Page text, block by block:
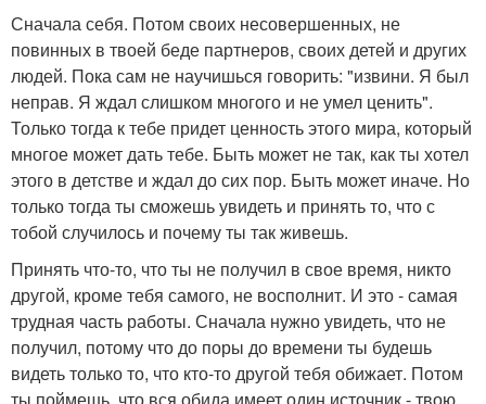
Сначала себя. Потом своих несовершенных, не
повинных в твоей беде партнеров, своих детей и других
людей. Пока сам не научишься говорить: "извини. Я был
неправ. Я ждал слишком многого и не умел ценить".
Только тогда к тебе придет ценность этого мира, который
многое может дать тебе. Быть может не так, как ты хотел
этого в детстве и ждал до сих пор. Быть может иначе. Но
только тогда ты сможешь увидеть и принять то, что с
тобой случилось и почему ты так живешь.
Принять что-то, что ты не получил в свое время, никто
другой, кроме тебя самого, не восполнит. И это - самая
трудная часть работы. Сначала нужно увидеть, что не
получил, потому что до поры до времени ты будешь
видеть только то, что кто-то другой тебя обижает. Потом